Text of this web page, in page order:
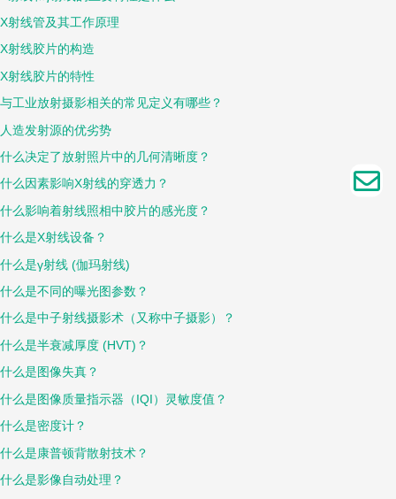
X射线管及其工作原理
X射线胶片的构造
X射线胶片的特性
与工业放射摄影相关的常见定义有哪些？
人造发射源的优劣势
什么决定了放射照片中的几何清晰度？
什么因素影响X射线的穿透力？
什么影响着射线照相中胶片的感光度？
什么是X射线设备？
什么是γ射线 (伽玛射线)
什么是不同的曝光图参数？
什么是中子射线摄影术（又称中子摄影）？
什么是半衰减厚度 (HVT)？
什么是图像失真？
什么是图像质量指示器（IQI）灵敏度值？
什么是密度计？
什么是康普顿背散射技术？
什么是影像自动处理？